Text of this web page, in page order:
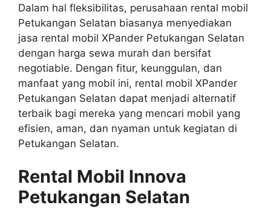
Dalam hal fleksibilitas, perusahaan rental mobil
Petukangan Selatan biasanya menyediakan
jasa rental mobil XPander Petukangan Selatan
dengan harga sewa murah dan bersifat
negotiable. Dengan fitur, keunggulan, dan
manfaat yang mobil ini, rental mobil XPander
Petukangan Selatan dapat menjadi alternatif
terbaik bagi mereka yang mencari mobil yang
efisien, aman, dan nyaman untuk kegiatan di
Petukangan Selatan.
Rental Mobil Innova
Petukangan Selatan